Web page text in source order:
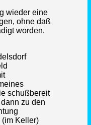
wieder eine
ohne daß
worden.
schußbereit
zu den
(im Keller)